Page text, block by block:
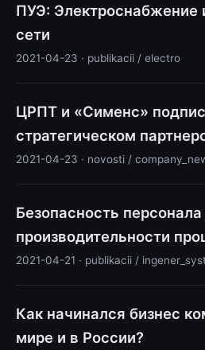
ПУЭ: Электроснабжение
сети
2021-04-23 · publikacii / electro
ЦРПТ и «Сименс»
стратегическом
2021-04-23 · novosti /
Безопасность
производительности
2021-04-21 · publikacii /
Как начинался бизнес
мире и в России?